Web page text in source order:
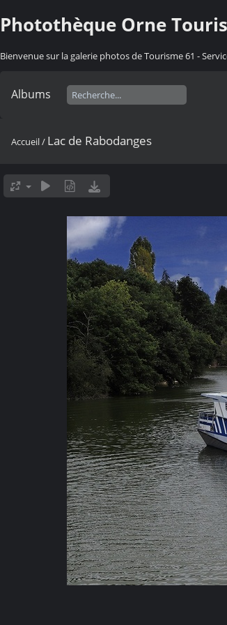
Photothèque Orne
Bienvenue sur la galerie photos de Tourisme 61 -
Albums
Accueil/ Lac de Rabodanges